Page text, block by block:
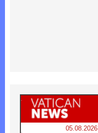
05.08.2026